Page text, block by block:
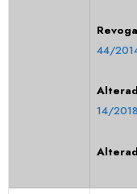
44/
14/2018